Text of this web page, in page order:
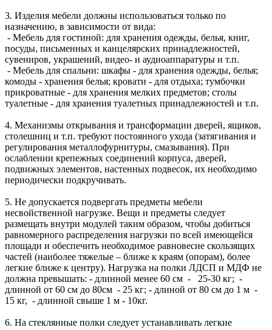
3. Изделия мебели должны использоваться только по
назначению, в зависимости от вида:
- Мебель для гостиной: для хранения одежды, белья, книг,
посуды, письменных и канцелярских принадлежностей,
сувениров, украшений, видео- и аудиоаппаратуры и т.п.
- Мебель для спальни: шкафы - для хранения одежды, белья;
комоды - хранения белья; кровати - для отдыха; тумбочки
прикроватные - для хранения мелких предметов; столы
туалетные - для хранения туалетных принадлежностей и т.п.
4. Механизмы открывания и трансформации дверей, ящиков,
столешниц и т.п. требуют постоянного ухода (затягивания и
регулирования металлофурнитуры, смазывания). При
ослаблении крепежных соединений корпуса, дверей,
подвижных элементов, настенных подвесок, их необходимо
периодически подкручивать.
5. Не допускается подвергать предметы мебели
несвойственной нагрузке. Вещи и предметы следует
размещать внутри модулей таким образом, чтобы добиться
равномерного распределения нагрузки по всей имеющейся
площади и обеспечить необходимое равновесие скользящих
частей (наиболее тяжелые – ближе к краям (опорам), более
легкие ближе к центру). Нагрузка на полки ЛДСП и МДФ не
должна превышать: - длинной менее 60 см - 25-30 кг; -
длинной от 60 см до 80см - 25 кг; - длиной от 80 см до 1 м -
15 кг, - длинной свыше 1 м - 10кг.
6. На стеклянные полки следует устанавливать легкие